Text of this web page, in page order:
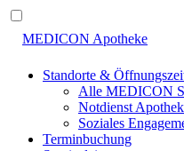
MEDICON Apotheke
Standorte &
Alle MEDICON
Notdienst
Soziales
Terminbuchung